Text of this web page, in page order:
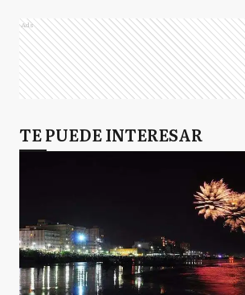
Ads
TE PUEDE INTERESAR